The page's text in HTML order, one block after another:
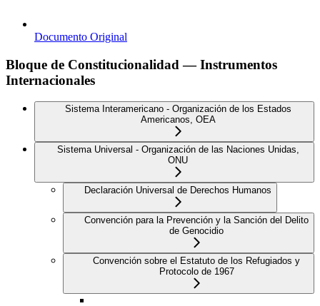
Documento Original
Bloque de Constitucionalidad — Instrumentos
Internacionales
Sistema Interamericano - Organización de los Estados
Americanos, OEA
Sistema Universal - Organización de las Naciones Unidas,
ONU
Declaración Universal de Derechos Humanos
Convención para la Prevención y la Sanción del Delito
de Genocidio
Convención sobre el Estatuto de los Refugiados y
Protocolo de 1967